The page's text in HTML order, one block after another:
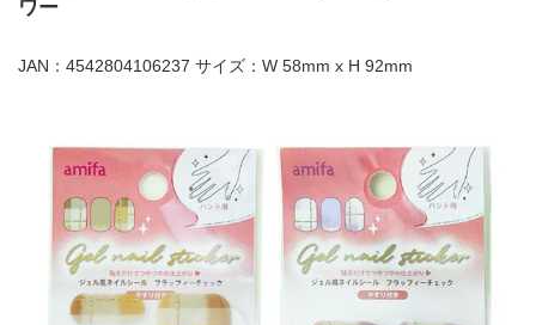
ワー
JAN：4542804106237 サイズ：W 58mm x H 92mm